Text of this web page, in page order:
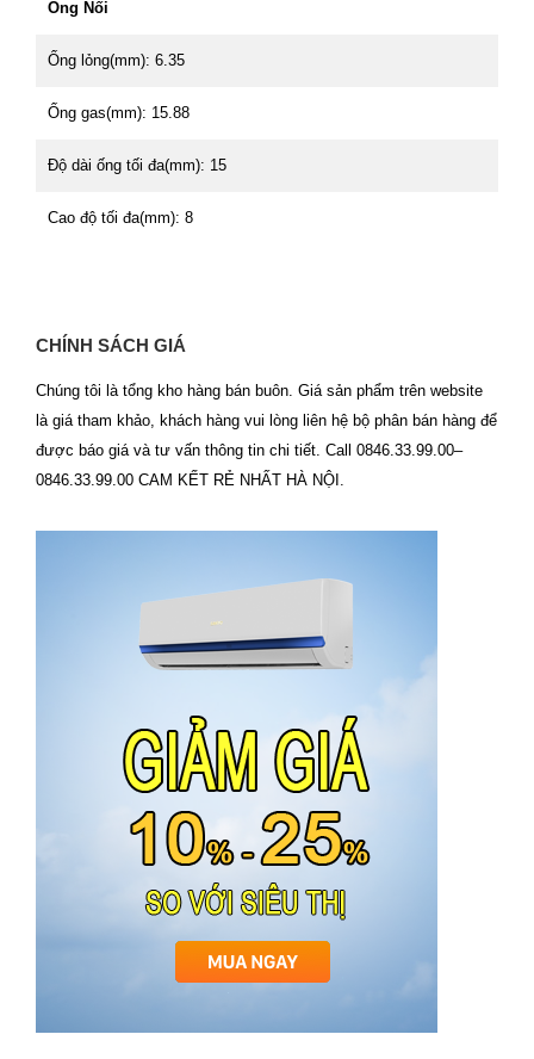
Ống Nối
Ống lỏng(mm): 6.35
Ống gas(mm): 15.88
Độ dài ống tối đa(mm): 15
Cao độ tối đa(mm): 8
CHÍNH SÁCH GIÁ
Chúng tôi là tổng kho hàng bán buôn. Giá sản phẩm trên website
là giá tham khảo, khách hàng vui lòng liên hệ bộ phân bán hàng để
được báo giá và tư vấn thông tin chi tiết. Call 0846.33.99.00–
0846.33.99.00 CAM KẾT RẺ NHẤT HÀ NỘI.